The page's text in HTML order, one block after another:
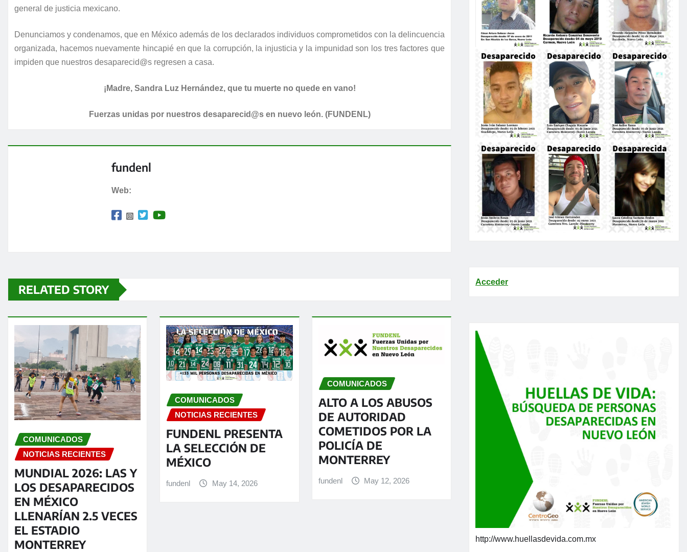
general de justicia mexicano.
Denunciamos y condenamos, que en México además de los declarados individuos comprometidos con la delincuencia
organizada, hacemos nuevamente hincapié en que la corrupción, la injusticia y la impunidad son los tres factores que
impiden que nuestros desaparecid@s regresen a casa.
¡Madre, Sandra Luz Hernández, que tu muerte no quede en vano!
Fuerzas unidas por nuestros desaparecid@s en nuevo león. (FUNDENL)
fundenl
Web:
RELATED STORY
COMUNICADOS
NOTICIAS RECIENTES
MUNDIAL 2026: LAS Y
LOS DESAPARECIDOS
EN MÉXICO
LLENARÍAN 2.5 VECES
EL ESTADIO
MONTERREY
COMUNICADOS
NOTICIAS RECIENTES
FUNDENL PRESENTA
LA SELECCIÓN DE
MÉXICO
fundenl May 14, 2026
COMUNICADOS
ALTO A LOS ABUSOS
DE AUTORIDAD
COMETIDOS POR LA
POLICÍA DE
MONTERREY
fundenl May 12, 2026
Acceder
http://www.huellasdevida.com.mx